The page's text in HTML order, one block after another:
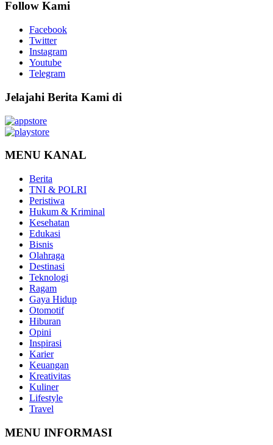
Follow Kami
Facebook
Twitter
Instagram
Youtube
Telegram
Jelajahi Berita Kami di
MENU KANAL
Berita
TNI & POLRI
Peristiwa
Hukum & Kriminal
Kesehatan
Edukasi
Bisnis
Olahraga
Destinasi
Teknologi
Ragam
Gaya Hidup
Otomotif
Hiburan
Opini
Inspirasi
Karier
Keuangan
Kreativitas
Kuliner
Lifestyle
Travel
MENU INFORMASI